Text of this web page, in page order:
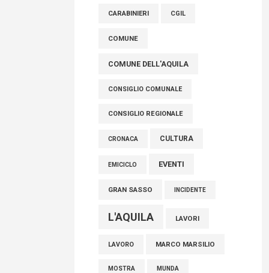
tra cui molti abruzzesi"
06 Agosto 2026
CARABINIERI CGIL
COMUNE
COMUNE DELL'AQUILA
CONSIGLIO COMUNALE
CONSIGLIO REGIONALE
CRONACA CULTURA
EMICICLO EVENTI
GRAN SASSO INCIDENTE
L'AQUILA LAVORI
LAVORO MARCO MARSILIO
MOSTRA MUNDA